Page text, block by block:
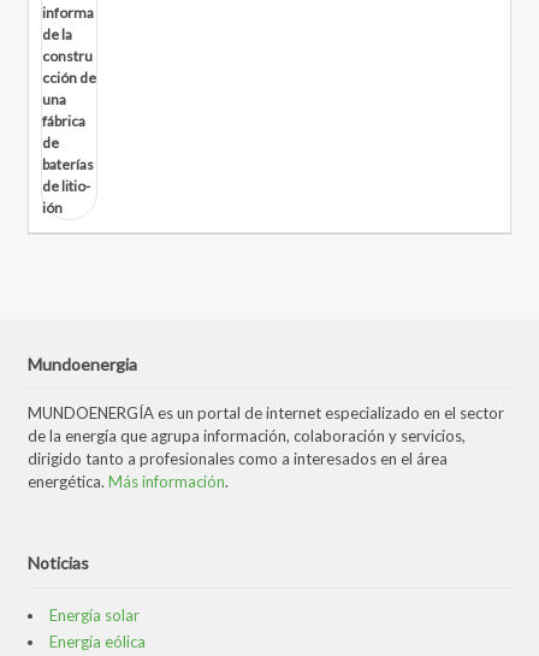
Mundoenergia
MUNDOENERGÍA es un portal de internet especializado en el sector
de la energía que agrupa información, colaboración y servicios,
dirigido tanto a profesionales como a interesados en el área
energética. Más información.
Noticias
Energía solar
Energía eólica